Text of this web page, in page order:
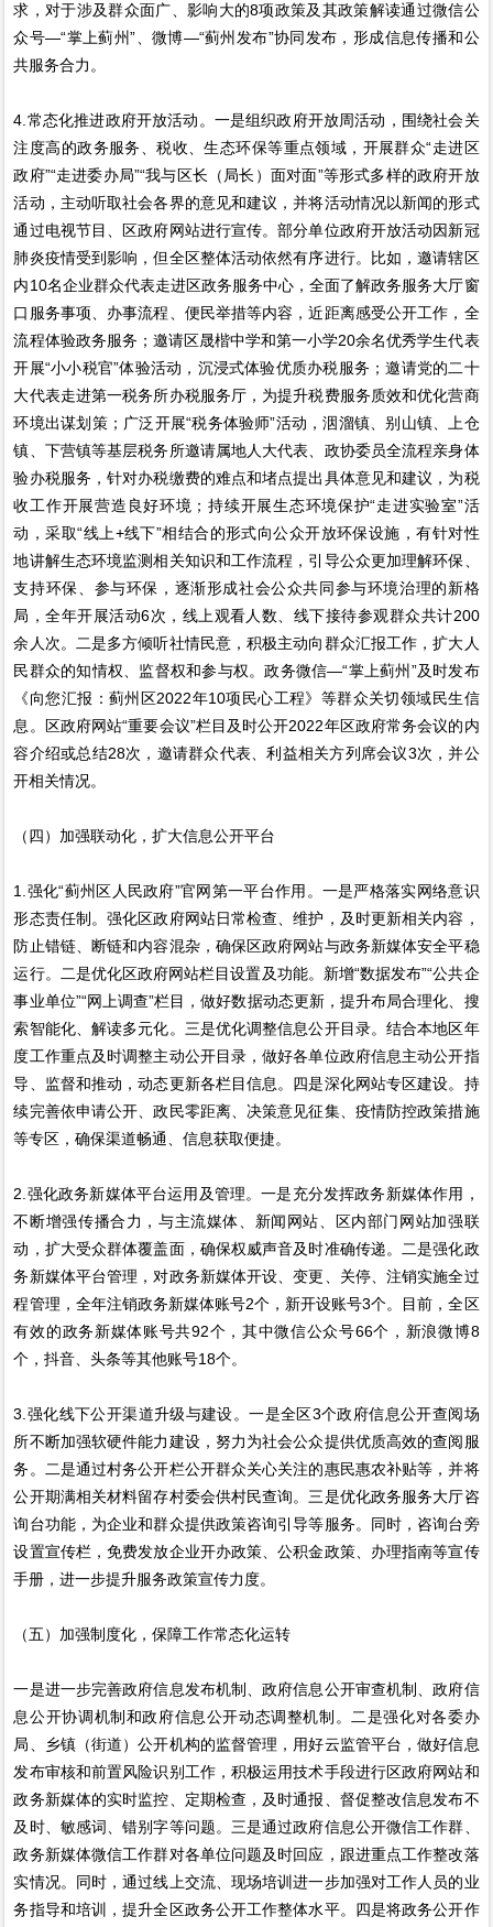
求，对于涉及群众面广、影响大的8项政策及其政策解读通过微信公
众号—“掌上蓟州”、微博—“蓟州发布”协同发布，形成信息传播和公
共服务合力。
4.常态化推进政府开放活动。一是组织政府开放周活动，围绕社会关
注度高的政务服务、税收、生态环保等重点领域，开展群众“走进区
政府”“走进委办局”“我与区长（局长）面对面”等形式多样的政府开放
活动，主动听取社会各界的意见和建议，并将活动情况以新闻的形式
通过电视节目、区政府网站进行宣传。部分单位政府开放活动因新冠
肺炎疫情受到影响，但全区整体活动依然有序进行。比如，邀请辖区
内10名企业群众代表走进区政务服务中心，全面了解政务服务大厅窗
口服务事项、办事流程、便民举措等内容，近距离感受公开工作，全
流程体验政务服务；邀请区晟楷中学和第一小学20余名优秀学生代表
开展“小小税官”体验活动，沉浸式体验优质办税服务；邀请党的二十
大代表走进第一税务所办税服务厅，为提升税费服务质效和优化营商
环境出谋划策；广泛开展“税务体验师”活动，洇溜镇、别山镇、上仓
镇、下营镇等基层税务所邀请属地人大代表、政协委员全流程亲身体
验办税服务，针对办税缴费的难点和堵点提出具体意见和建议，为税
收工作开展营造良好环境；持续开展生态环境保护“走进实验室”活
动，采取“线上+线下”相结合的形式向公众开放环保设施，有针对性
地讲解生态环境监测相关知识和工作流程，引导公众更加理解环保、
支持环保、参与环保，逐渐形成社会公众共同参与环境治理的新格
局，全年开展活动6次，线上观看人数、线下接待参观群众共计200
余人次。二是多方倾听社情民意，积极主动向群众汇报工作，扩大人
民群众的知情权、监督权和参与权。政务微信—“掌上蓟州”及时发布
《向您汇报：蓟州区2022年10项民心工程》等群众关切领域民生信
息。区政府网站“重要会议”栏目及时公开2022年区政府常务会议的内
容介绍或总结28次，邀请群众代表、利益相关方列席会议3次，并公
开相关情况。
（四）加强联动化，扩大信息公开平台
1.强化“蓟州区人民政府”官网第一平台作用。一是严格落实网络意识
形态责任制。强化区政府网站日常检查、维护，及时更新相关内容，
防止错链、断链和内容混杂，确保区政府网站与政务新媒体安全平稳
运行。二是优化区政府网站栏目设置及功能。新增“数据发布”“公共企
事业单位”“网上调查”栏目，做好数据动态更新，提升布局合理化、搜
索智能化、解读多元化。三是优化调整信息公开目录。结合本地区年
度工作重点及时调整主动公开目录，做好各单位政府信息主动公开指
导、监督和推动，动态更新各栏目信息。四是深化网站专区建设。持
续完善依申请公开、政民零距离、决策意见征集、疫情防控政策措施
等专区，确保渠道畅通、信息获取便捷。
2.强化政务新媒体平台运用及管理。一是充分发挥政务新媒体作用，
不断增强传播合力，与主流媒体、新闻网站、区内部门网站加强联
动，扩大受众群体覆盖面，确保权威声音及时准确传递。二是强化政
务新媒体平台管理，对政务新媒体开设、变更、关停、注销实施全过
程管理，全年注销政务新媒体账号2个，新开设账号3个。目前，全区
有效的政务新媒体账号共92个，其中微信公众号66个，新浪微博8
个，抖音、头条等其他账号18个。
3.强化线下公开渠道升级与建设。一是全区3个政府信息公开查阅场
所不断加强软硬件能力建设，努力为社会公众提供优质高效的查阅服
务。二是通过村务公开栏公开群众关心关注的惠民惠农补贴等，并将
公开期满相关材料留存村委会供村民查询。三是优化政务服务大厅咨
询台功能，为企业和群众提供政策咨询引导等服务。同时，咨询台旁
设置宣传栏，免费发放企业开办政策、公积金政策、办理指南等宣传
手册，进一步提升服务政策宣传力度。
（五）加强制度化，保障工作常态化运转
一是进一步完善政府信息发布机制、政府信息公开审查机制、政府信
息公开协调机制和政府信息公开动态调整机制。二是强化对各委办
局、乡镇（街道）公开机构的监督管理，用好云监管平台，做好信息
发布审核和前置风险识别工作，积极运用技术手段进行区政府网站和
政务新媒体的实时监控、定期检查，及时通报、督促整改信息发布不
及时、敏感词、错别字等问题。三是通过政府信息公开微信工作群、
政务新媒体微信工作群对各单位问题及时回应，跟进重点工作整改落
实情况。同时，通过线上交流、现场培训进一步加强对工作人员的业
务指导和培训，提升全区政务公开工作整体水平。四是将政务公开作